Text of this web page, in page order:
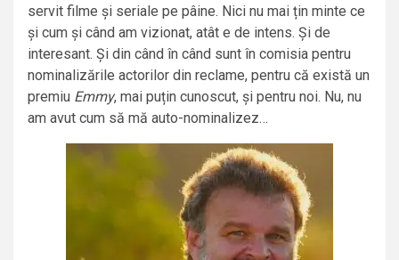
servit filme și seriale pe pâine. Nici nu mai țin minte ce
și cum și când am vizionat, atât e de intens. Și de
interesant. Și din când în când sunt în comisia pentru
nominalizările actorilor din reclame, pentru că există un
premiu Emmy, mai puțin cunoscut, și pentru noi. Nu, nu
am avut cum să mă auto-nominalizez…